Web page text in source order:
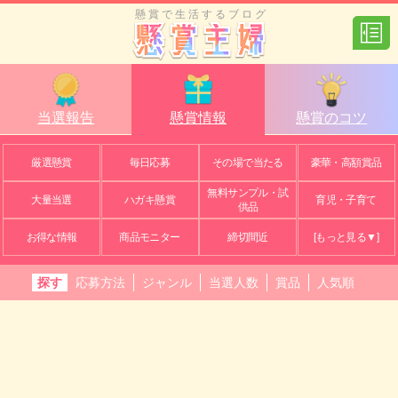
懸賞で生活するブログ
当選報告 懸賞情報 懸賞のコツ
厳選懸賞 毎日応募 その場で当たる 豪華・高額賞品
大量当選 ハガキ懸賞
無料サンプル・試
供品
育児・子育て
お得な情報 商品モニター 締切間近 [もっと見る▼]
探す 応募方法 ジャンル 当選人数 賞品 人気順